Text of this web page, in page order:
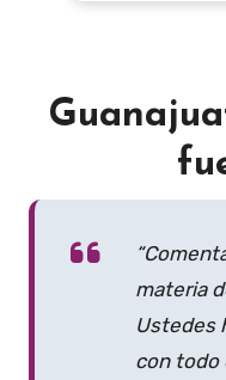
materia
Ustedes
con todo